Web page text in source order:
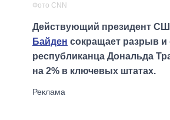
Фото CNN
Действующий президент
Байден сокращает разрыв и
республиканца Дональда
на 2% в ключевых штатах.